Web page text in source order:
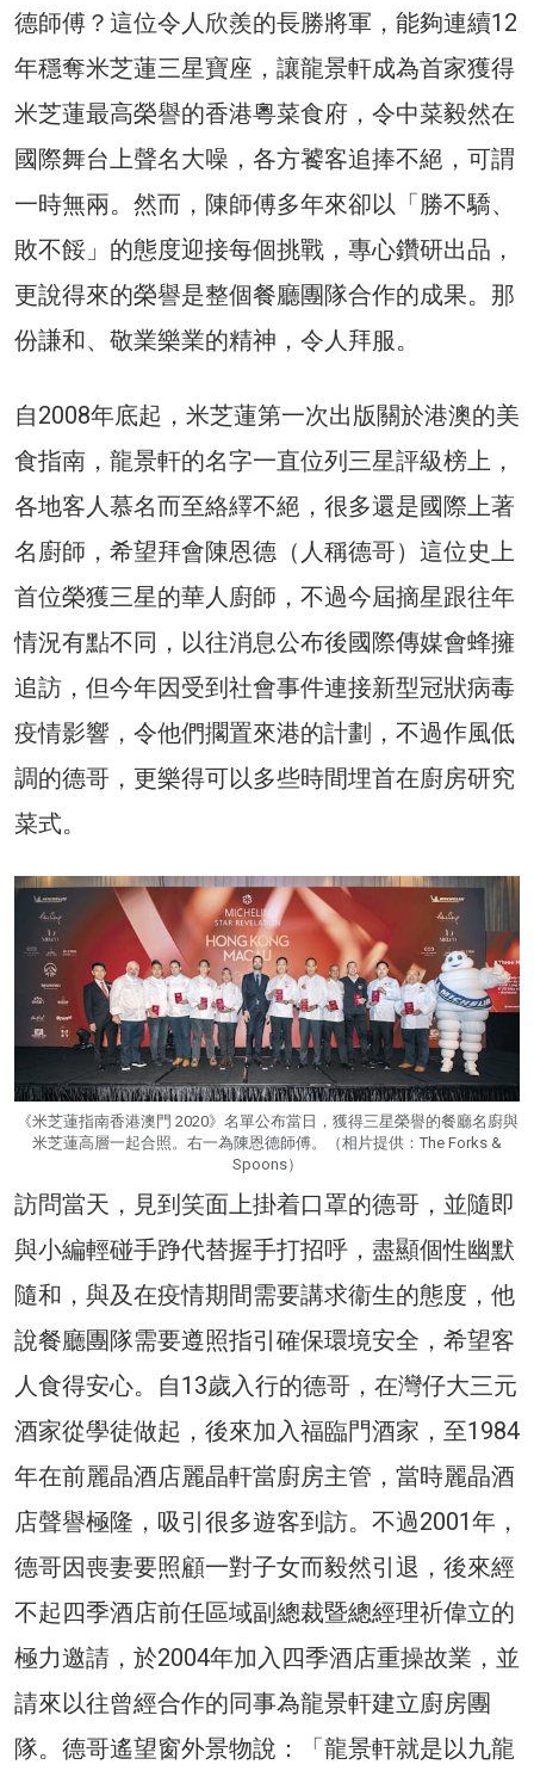
德師傅？這位令人欣羨的長勝將軍，能夠連續12
年穩奪米芝蓮三星寶座，讓龍景軒成為首家獲得
米芝蓮最高榮譽的香港粵菜食府，令中菜毅然在
國際舞台上聲名大噪，各方饕客追捧不絕，可謂
一時無兩。然而，陳師傅多年來卻以「勝不驕、
敗不餒」的態度迎接每個挑戰，專心鑽研出品，
更說得來的榮譽是整個餐廳團隊合作的成果。那
份謙和、敬業樂業的精神，令人拜服。
自2008年底起，米芝蓮第一次出版關於港澳的美
食指南，龍景軒的名字一直位列三星評級榜上，
各地客人慕名而至絡繹不絕，很多還是國際上著
名廚師，希望拜會陳恩德（人稱德哥）這位史上
首位榮獲三星的華人廚師，不過今屆摘星跟往年
情況有點不同，以往消息公布後國際傳媒會蜂擁
追訪，但今年因受到社會事件連接新型冠狀病毒
疫情影響，令他們擱置來港的計劃，不過作風低
調的德哥，更樂得可以多些時間埋首在廚房研究
菜式。
《米芝蓮指南香港澳門 2020》名單公布當日，獲得三星榮譽的餐廳名廚與
米芝蓮高層一起合照。右一為陳恩德師傅。（相片提供：The Forks &
Spoons）
訪問當天，見到笑面上掛着口罩的德哥，並隨即
與小編輕碰手踭代替握手打招呼，盡顯個性幽默
隨和，與及在疫情期間需要講求衞生的態度，他
說餐廳團隊需要遵照指引確保環境安全，希望客
人食得安心。自13歲入行的德哥，在灣仔大三元
酒家從學徒做起，後來加入福臨門酒家，至1984
年在前麗晶酒店麗晶軒當廚房主管，當時麗晶酒
店聲譽極隆，吸引很多遊客到訪。不過2001年，
德哥因喪妻要照顧一對子女而毅然引退，後來經
不起四季酒店前任區域副總裁暨總經理祈偉立的
極力邀請，於2004年加入四季酒店重操故業，並
請來以往曾經合作的同事為龍景軒建立廚房團
隊。德哥遙望窗外景物說：「龍景軒就是以九龍